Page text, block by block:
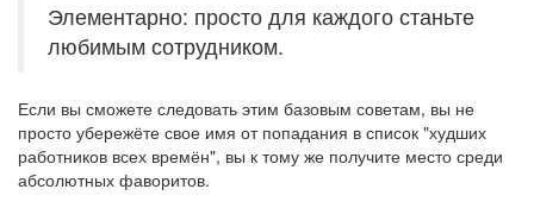
Элементарно: просто для каждого станьте
любимым сотрудником.
Если вы сможете следовать этим базовым советам, вы не
просто убережёте свое имя от попадания в список "худших
работников всех времён", вы к тому же получите место среди
абсолютных фаворитов.